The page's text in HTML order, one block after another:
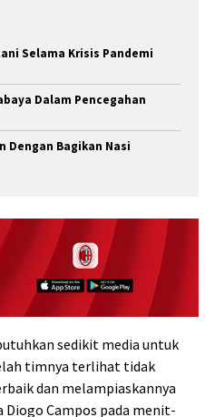
Selama Krisis Pandemi
Dalam Pencegahan
Dengan Bagikan Nasi
sedikit media untuk
timnya terlihat tidak
dan melampiaskannya
Campos pada menit-